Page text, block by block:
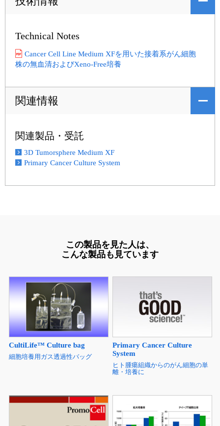
Technical Notes
Cancer Cell Line Medium XFを用いた接着系がん細胞
株の無血清およびXeno-Free培養
関連情報
関連製品・受託
3D Tumorsphere Medium XF
Primary Cancer Culture System
この製品を見た人は、
こんな製品も見ています
CultiLife™ Culture bag
細胞培養用ガス透過性バッグ
Primary Cancer Culture
System
ヒト腫瘍組織からのがん細胞の単
離・培養に